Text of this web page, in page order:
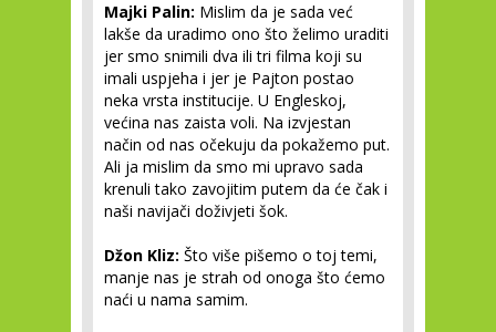
Majki Palin: Mislim da je sada već
lakše da uradimo ono što želimo uraditi
jer smo snimili dva ili tri filma koji su
imali uspjeha i jer je Pajton postao
neka vrsta institucije. U Engleskoj,
većina nas zaista voli. Na izvjestan
način od nas očekuju da pokažemo put.
Ali ja mislim da smo mi upravo sada
krenuli tako zavojitim putem da će čak i
naši navijači doživjeti šok.
Džon Kliz: Što više pišemo o toj temi,
manje nas je strah od onoga što ćemo
naći u nama samim.